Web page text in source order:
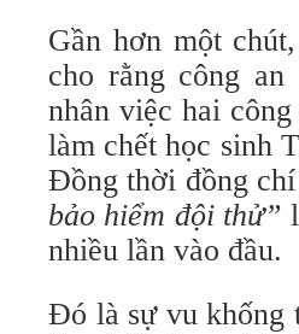
Gần hơn một
cho rằng công
nhân việc hai
làm chết học sinh
Đồng thời đồng
bảo hiểm đội thử”
nhiều lần vào đầu.
Đó là sự vu khống